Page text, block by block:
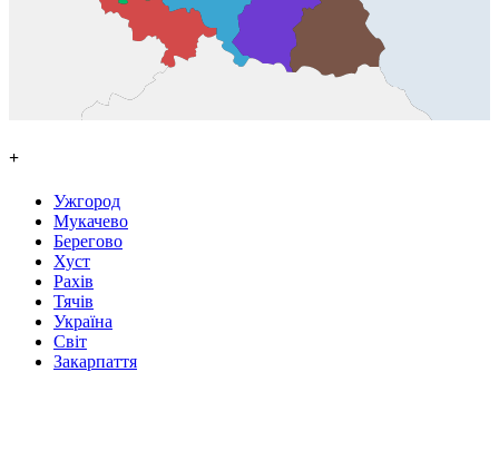
+
Ужгород
Мукачево
Берегово
Хуст
Рахів
Тячів
Україна
Світ
Закарпаття